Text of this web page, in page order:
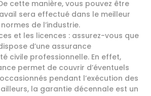
cette manière, vous pouvez être
sera effectué dans le meilleur
de l’industrie.
et les licences : assurez-vous que
d’une assurance
civile professionnelle. En effet,
permet de couvrir d’éventuels
pendant l’exécution des
la garantie décennale est un